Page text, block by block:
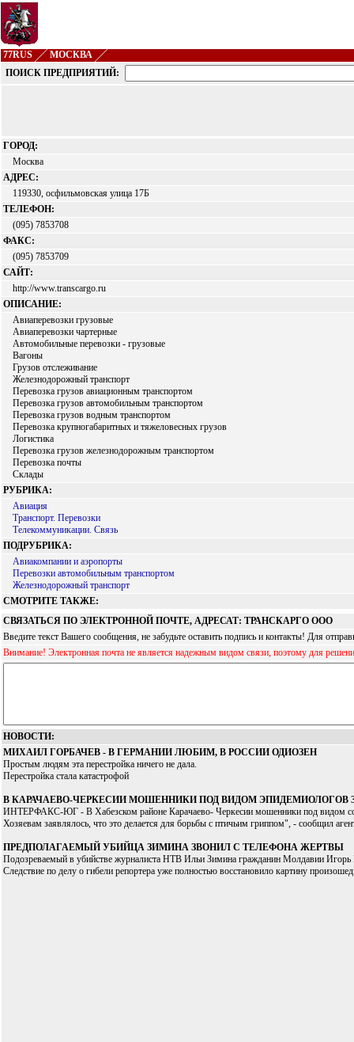
77RUS
МОСКВА
ПОИСК ПРЕДПРИЯТИЙ:
ГОРОД:
Москва
АДРЕС:
119330, осфильмовская улица 17Б
ТЕЛЕФОН:
(095) 7853708
ФАКС:
(095) 7853709
САЙТ:
http://www.transcargo.ru
ОПИСАНИЕ:
Авиаперевозки грузовые
Авиаперевозки чартерные
Автомобильные перевозки - грузовые
Вагоны
Грузов отслеживание
Железнодорожный транспорт
Перевозка грузов авиационным транспортом
Перевозка грузов автомобильным транспортом
Перевозка грузов водным транспортом
Перевозка крупногабаритных и тяжеловесных грузов
Логистика
Перевозка грузов железнодорожным транспортом
Перевозка почты
Склады
РУБРИКА:
Авиация
Транспорт. Перевозки
Телекоммуникации. Связь
ПОДРУБРИКА:
Авиакомпании и аэропорты
Перевозки автомобильным транспортом
Железнодорожный транспорт
СМОТРИТЕ ТАКЖЕ:
СВЯЗАТЬСЯ ПО ЭЛЕКТРОННОЙ ПОЧТЕ, АДРЕСАТ: ТРАНСКАРГО OOO
Введите текст Вашего сообщения, не забудьте оставить подпись и контакты! Для
Внимание! Электронная почта не является надежным видом связи, поэтому для
НОВОСТИ:
МИХАИЛ ГОРБАЧЕВ - В ГЕРМАНИИ ЛЮБИМ, В РОССИИ ОДИОЗЕН
Простым людям эта перестройка ничего не дала.
Перестройка стала катастрофой
В КАРАЧАЕВО-ЧЕРКЕСИИ МОШЕННИКИ ПОД ВИДОМ
ИНТЕРФАКС-ЮГ - В Хабезском районе Карачаево- Черкесии мошенники под видом
Хозяевам заявлялось, что это делается для борьбы с птичьим гриппом", - сообщил
ПРЕДПОЛАГАЕМЫЙ УБИЙЦА ЗИМИНА ЗВОНИЛ С ТЕЛЕФОНА ЖЕРТВЫ
Подозреваемый в убийстве журналиста НТВ Ильи Зимина гражданин Молдавии Игорь
Следствие по делу о гибели репортера уже полностью восстановило картину